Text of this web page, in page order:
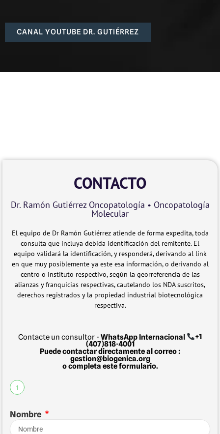
CANAL YOUTUBE DR. GUTIÉRREZ
CONTACTO
Dr. Ramón Gutiérrez Oncopatología • Oncopatología
Molecular
El equipo de Dr Ramón Gutiérrez atiende de forma expedita, toda
consulta que incluya debida identificación del remitente. El
equipo validará la identificación, y responderá, derivando al link
en que muy posiblemente ya este esa información, o derivando al
centro o instituto respectivo, según la georreferencia de las
alianzas y franquicias respectivas, cautelando los NDA suscritos,
derechos registrados y la propiedad industrial biotecnológica
respectiva.
Contacte un consultor - WhatsApp Internacional
+1
(407)818-4001
Puede contactar directamente al correo :
gestion@biogenica.org
o completa este formulario.
1
Nombre